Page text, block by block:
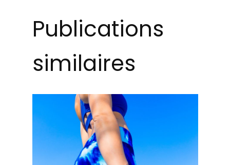
Publications
similaires